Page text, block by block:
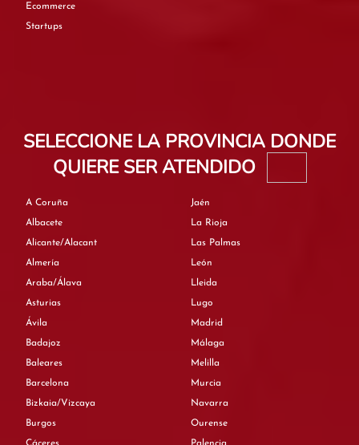
Ecommerce
Startups
SELECCIONE LA PROVINCIA DONDE
QUIERE SER ATENDIDO
A Coruña
Albacete
Alicante/Alacant
Almería
Araba/Álava
Asturias
Ávila
Badajoz
Baleares
Barcelona
Bizkaia/Vizcaya
Burgos
Jaén
La Rioja
Las Palmas
León
Lleida
Lugo
Madrid
Málaga
Melilla
Murcia
Navarra
Ourense